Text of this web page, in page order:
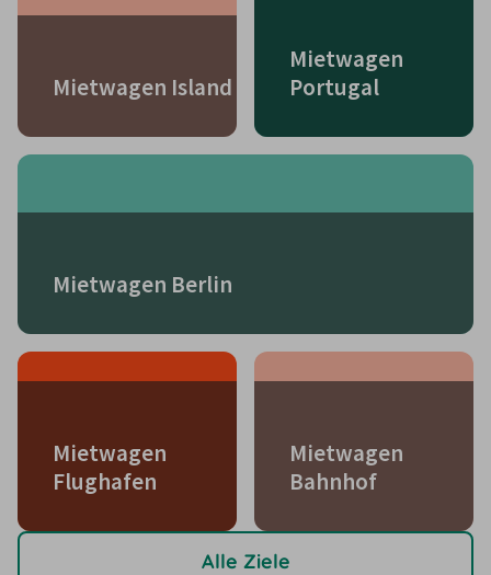
Mietwagen Island
Mietwagen
Portugal
Mietwagen Berlin
Mietwagen
Flughafen
Mietwagen
Bahnhof
Alle Ziele